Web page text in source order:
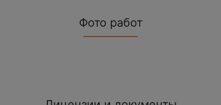
Фото работ